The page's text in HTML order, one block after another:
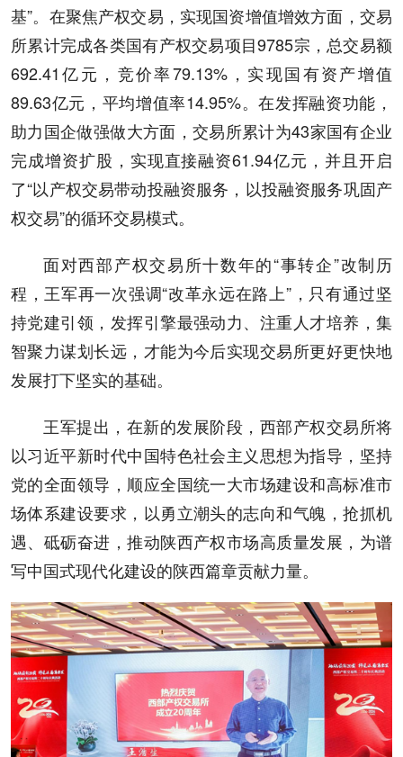
基”。在聚焦产权交易，实现国资增值增效方面，交易
所累计完成各类国有产权交易项目9785宗，总交易额
692.41亿元，竞价率79.13%，实现国有资产增值
89.63亿元，平均增值率14.95%。在发挥融资功能，
助力国企做强做大方面，交易所累计为43家国有企业
完成增资扩股，实现直接融资61.94亿元，并且开启
了“以产权交易带动投融资服务，以投融资服务巩固产
权交易”的循环交易模式。
面对西部产权交易所十数年的“事转企”改制历
程，王军再一次强调“改革永远在路上”，只有通过坚
持党建引领，发挥引擎最强动力、注重人才培养，集
智聚力谋划长远，才能为今后实现交易所更好更快地
发展打下坚实的基础。
王军提出，在新的发展阶段，西部产权交易所将
以习近平新时代中国特色社会主义思想为指导，坚持
党的全面领导，顺应全国统一大市场建设和高标准市
场体系建设要求，以勇立潮头的志向和气魄，抢抓机
遇、砥砺奋进，推动陕西产权市场高质量发展，为谱
写中国式现代化建设的陕西篇章贡献力量。